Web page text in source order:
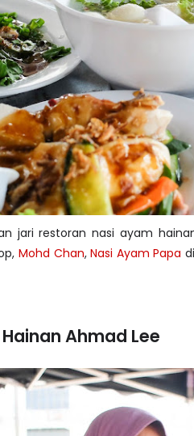
jari restoran nasi ayam
Mohd Chan,Nasi Ayam Papa
Ahmad Lee